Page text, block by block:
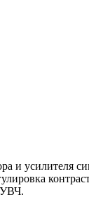
и усилителя
УВЧ.